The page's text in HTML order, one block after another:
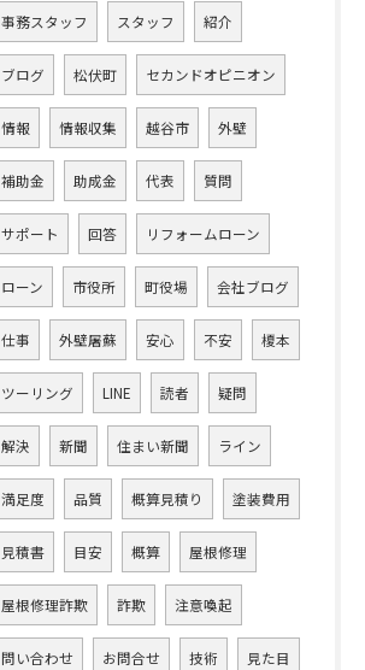
事務スタッフ スタッフ 紹介
ブログ 松伏町 セカンドオピニオン
情報 情報収集 越谷市 外壁
補助金 助成金 代表 質問
サポート 回答 リフォームローン
ローン 市役所 町役場 会社ブログ
仕事 外壁屠蘇 安心 不安 榎本
ツーリング LINE 読者 疑問
解決 新聞 住まい新聞 ライン
満足度 品質 概算見積り 塗装費用
見積書 目安 概算 屋根修理
屋根修理詐欺 詐欺 注意喚起
問い合わせ お問合せ 技術 見た目